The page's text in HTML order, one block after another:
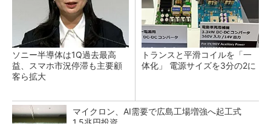
ソニー半導体は1Q過去最高
益、スマホ市況停滞も主要顧
客ら拡大
トランスと平滑コイルを「一
体化」 電源サイズを3分の2に
マイクロン、AI需要で広島工場増強へ起工式
1.5兆円投資